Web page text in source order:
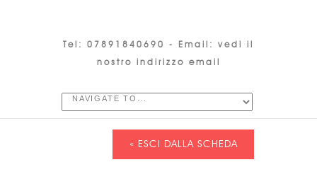
Tel: 07891840690 - Email: vedi il
nostro indirizzo email
« ESCI DALLA SCHEDA